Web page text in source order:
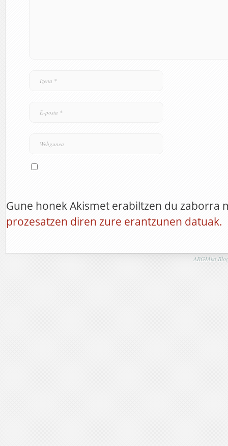
Gune honek Akismet erabiltzen du zaborra
prozesatzen diren zure erantzunen datuak.
ARGIAko